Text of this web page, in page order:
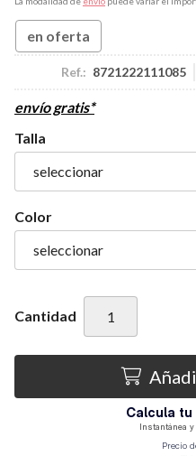
en oferta
Ref.: 8721222111085
envío gratis*
Talla
Color
Cantidad